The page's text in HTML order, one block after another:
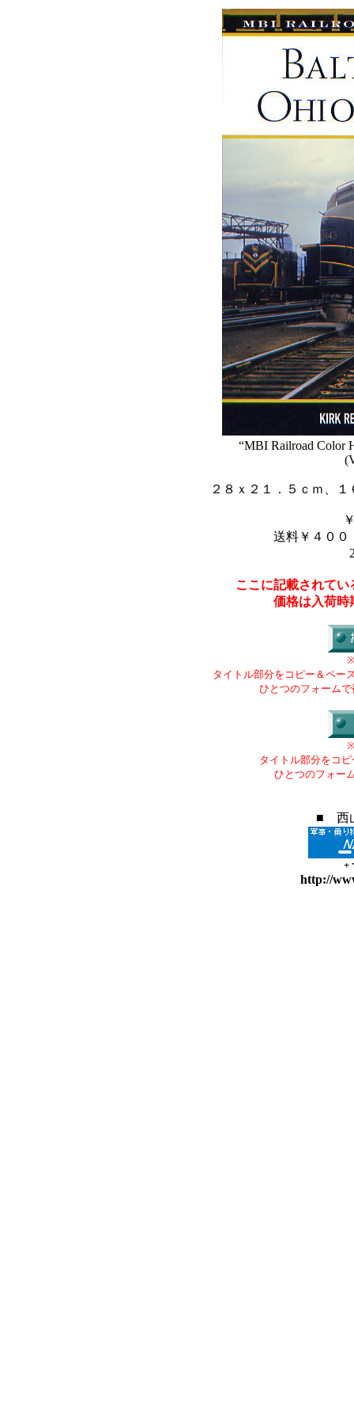
“MBI Railroad Color
２８ｘ２１．５ｃｍ、
送料￥４００
ここに記載されて
価格は入荷時
タイトル部分をコピー＆ペー
ひとつのフォーム
タイトル部分をコ
ひとつのフォー
■ 西
+
http://